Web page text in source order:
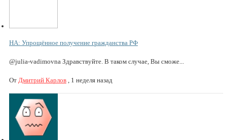
НА: Упрощённое получение гражданства РФ
@julia-vadimovna Здравствуйте. В таком случае, Вы сможе...
От Дмитрий Карлов , 1 неделя назад